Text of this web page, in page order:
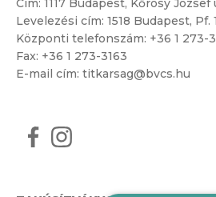
Cím: 1117 Budapest, Kőrösy József
Levelezési cím: 1518 Budapest, Pf.
Központi telefonszám: +36 1 273-
Fax: +36 1 273-3163
E-mail cím: titkarsag@bvcs.hu